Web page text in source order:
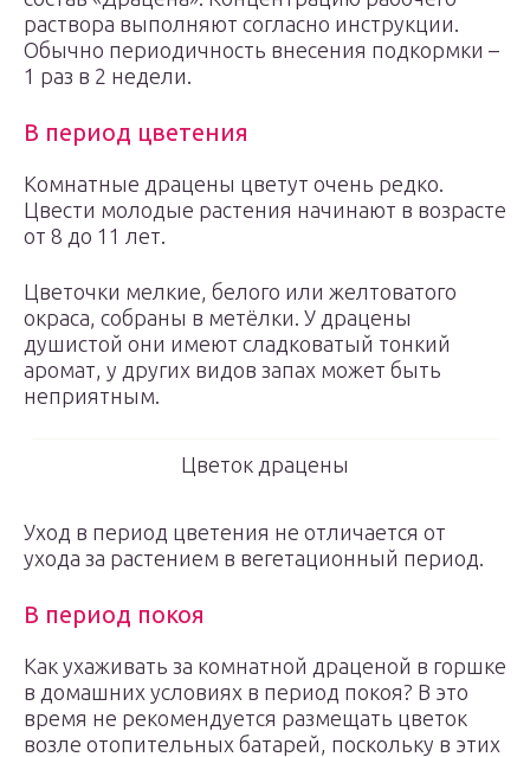
раствора выполняют согласно инструкции.
Обычно периодичность внесения подкормки –
1 раз в 2 недели.
В период цветения
Комнатные драцены цветут очень редко.
Цвести молодые растения начинают в возрасте
от 8 до 11 лет.
Цветочки мелкие, белого или желтоватого
окраса, собраны в метёлки. У драцены
душистой они имеют сладковатый тонкий
аромат, у других видов запах может быть
неприятным.
Цветок драцены
Уход в период цветения не отличается от
ухода за растением в вегетационный период.
В период покоя
Как ухаживать за комнатной драценой в горшке
в домашних условиях в период покоя? В это
время не рекомендуется размещать цветок
возле отопительных батарей, поскольку в этих